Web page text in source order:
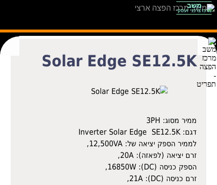
משב
מרכז צרכני ועסקי
סל הקניות
Solar Edge SE12.5K
ממיר מסוג: 3PH
דגם: Inverter Solar Edge SE12.5K
לממיר הספק יציאה של: 12,500VA,
זרם יציאה (לפאזה): 20A,
הספק כניסה (DC): 16850W,
זרם כניסה (DC): 21A,